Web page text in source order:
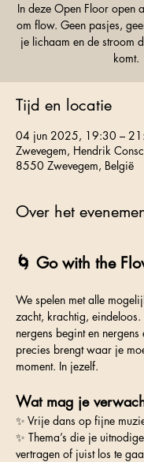
In deze Open Floor open
om flow. Geen pasjes,
je lichaam en de stroom
Tijd en locatie
04 jun 2025, 19:30 –
Zwevegem, Hendrik
8550 Zwevegem, België
Over het
🌀 Go with the
We spelen met alle
zacht, krachtig, eindeloos.
nergens begint en
precies brengt waar je
moment. In jezelf.
Wat mag je
✨ Vrije dans op fijne
✨ Thema’s die je
vertragen of juist los te